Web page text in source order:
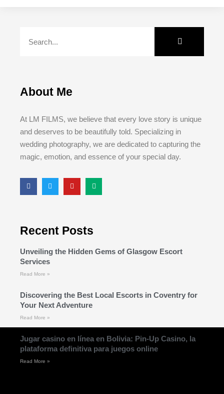
About Me
At LM FILMS, we believe that every love story is unique
and deserves to be beautifully told. Specializing in
wedding photography, we are dedicated to capturing the
magic, emotion, and essence of your special day.
Recent Posts
Unveiling the Hidden Gems of Glasgow Escort
Services
Read More »
Discovering the Best Local Escorts in Coventry for
Your Next Adventure
Read More »
Jugar casino en línea en Bolivia: Pin-Up Casino, la
plataforma definitiva para juegos online
Read More »